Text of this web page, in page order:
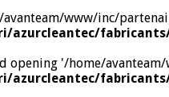
www/inc/
azurcleantec/
opening '/home/
azurcleantec/